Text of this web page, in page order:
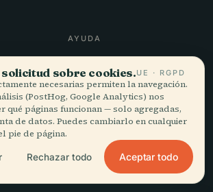
AYUDA
Solución de problemas de la
app
Contacto
Colabora con nosotros
solicitud sobre cookies.UE · RGPD
necesarias permiten la navegación.
(PostHog, Google Analytics) nos
qué páginas funcionan — solo agregadas,
de datos. Puedes cambiarlo en cualquier
pie de página.
Rechazar todo Aceptar todo